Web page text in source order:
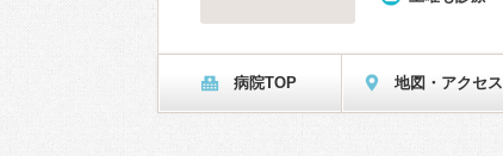
病院TOP 地図・アクセス